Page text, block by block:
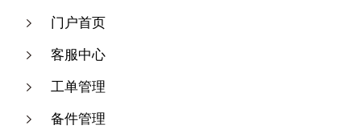
门户首页
客服中心
工单管理
备件管理